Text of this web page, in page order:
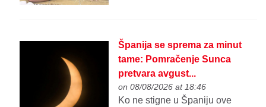
Španija se sprema za minut
tame: Pomračenje Sunca
pretvara avgust...
on 08/08/2026 at 18:46
Ko ne stigne u Španiju ove